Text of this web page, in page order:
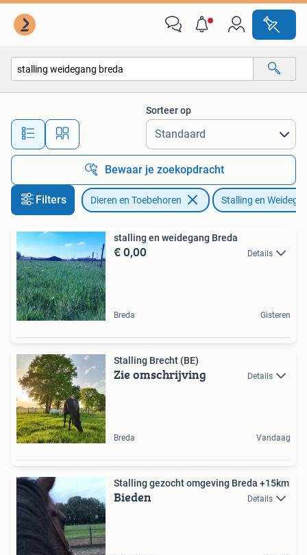
Alle afstanden…
Sorteer op
Bewaar je zoekopdracht
Filters Dieren en Toebehoren Stalling en
stalling en weidegang Breda
€ 0,00 Details
Breda Gisteren
Stalling Brecht (BE)
Zie omschrijving Details
Breda Vandaag
Stalling gezocht omgeving Breda +15km
Bieden Details